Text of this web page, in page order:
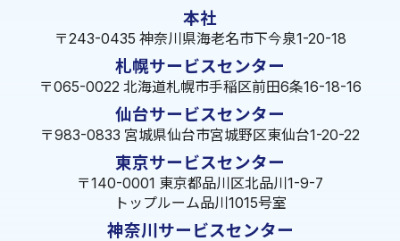
本社
〒243-0435 神奈川県海老名市下今泉1-20-18
札幌サービスセンター
〒065-0022 北海道札幌市手稲区前田6条16-18-16
仙台サービスセンター
〒983-0833 宮城県仙台市宮城野区東仙台1-20-22
東京サービスセンター
〒140-0001 東京都品川区北品川1-9-7
トップルーム品川1015号室
神奈川サービスセンター